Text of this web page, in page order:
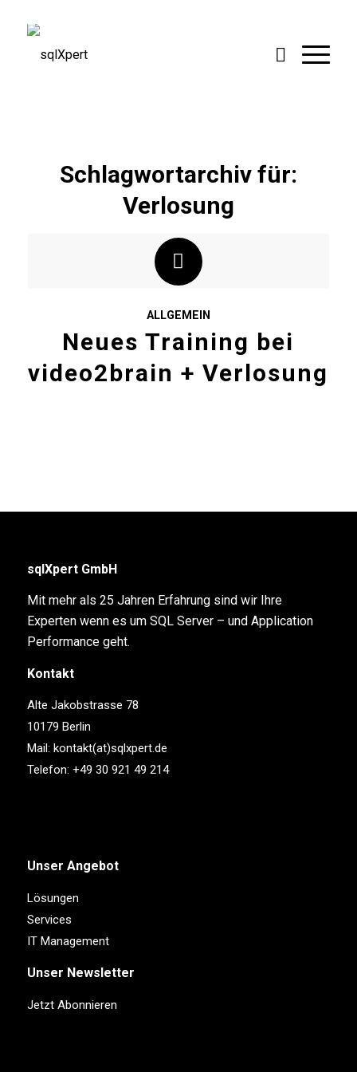
Schlagwortarchiv für:
Verlosung
ALLGEMEIN
Neues Training bei
video2brain + Verlosung
sqlXpert GmbH
Mit mehr als 25 Jahren Erfahrung sind wir Ihre
Experten wenn es um SQL Server – und Application
Performance geht.
Kontakt
Alte Jakobstrasse 78
10179 Berlin
Mail: kontakt(at)sqlxpert.de
Telefon: +49 30 921 49 214
Unser Angebot
Lösungen
Services
IT Management
Unser Newsletter
Jetzt Abonnieren